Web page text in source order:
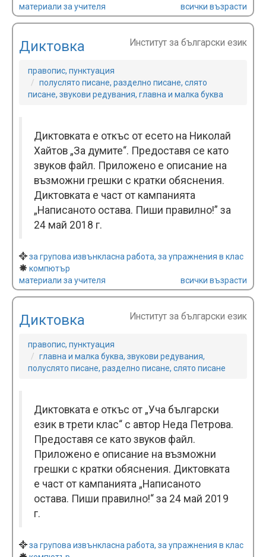
материали за учителя
всички възрасти
Диктовка Институт за български език
правопис, пунктуация
полуслято писане, разделно писане, слято
писане, звукови редувания, главна и малка буква
Диктовката е откъс от есето на Николай
Хайтов „За думите“. Предоставя се като
звуков файл. Приложено е описание на
възможни грешки с кратки обяснения.
Диктовката е част от кампанията
„Написаното остава. Пиши правилно!” за
24 май 2018 г.
за групова извънкласна работа, за упражнения в клас
компютър
материали за учителя
всички възрасти
Диктовка Институт за български език
правопис, пунктуация
главна и малка буква, звукови редувания,
полуслято писане, разделно писане, слято писане
Диктовката е откъс от „Уча български
език в трети клас“ с автор Неда Петрова.
Предоставя се като звуков файл.
Приложено е описание на възможни
грешки с кратки обяснения. Диктовката
е част от кампанията „Написаното
остава. Пиши правилно!“ за 24 май 2019
г.
за групова извънкласна работа, за упражнения в клас